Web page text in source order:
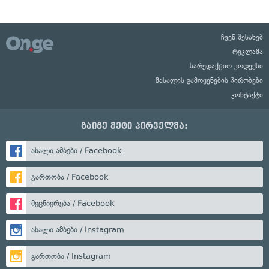
ჩვენ შესახებ
რეკლამა
სარედაქციო კოდექსი
მასალის გამოყენების პირობები
კონტაქტი
გაიგე მეტი პირველმა:
ახალი ამბები / Facebook
გართობა / Facebook
მეცნიერება / Facebook
ახალი ამბები / Instagram
გართობა / Instagram